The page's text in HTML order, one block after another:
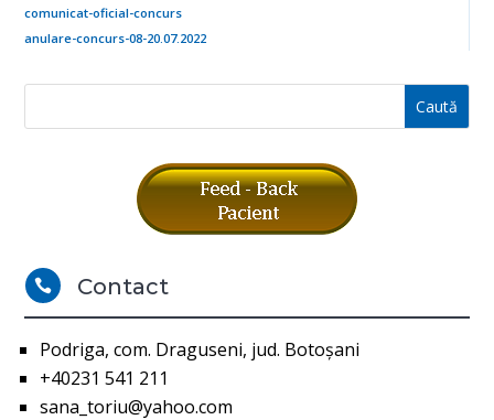
comunicat-oficial-concurs
anulare-concurs-08-20.07.2022
 Contact
Podriga, com. Draguseni, jud. Botoşani
+40231 541 211
sana_toriu@yahoo.com